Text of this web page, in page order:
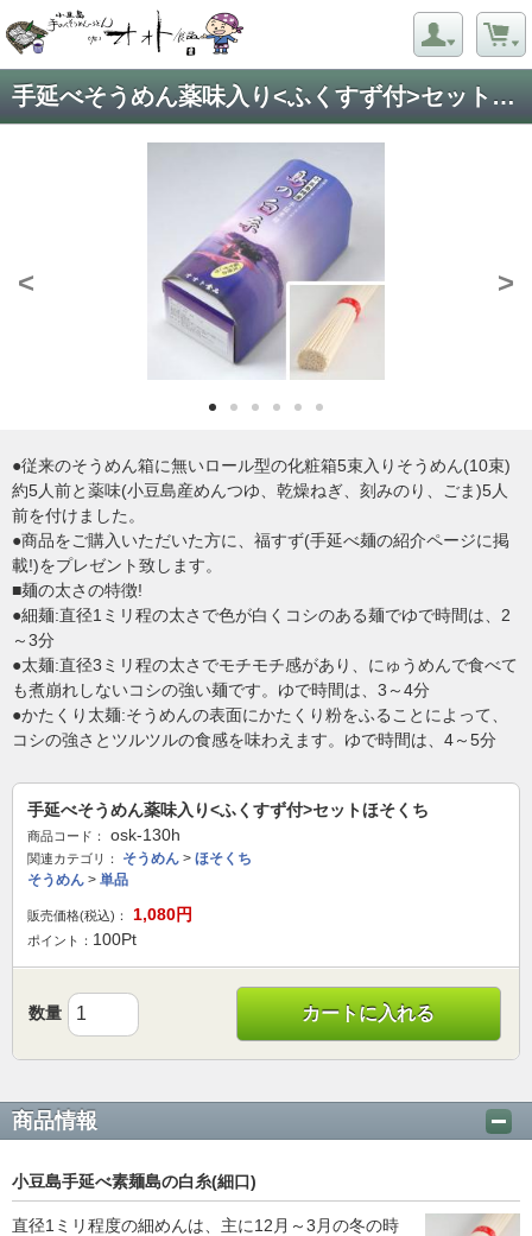
手延べそうめん薬味入り<ふくすず付>セットほそくち
< >
●従来のそうめん箱に無いロール型の化粧箱5束入りそうめん(10束)
約5人前と薬味(小豆島産めんつゆ、乾燥ねぎ、刻みのり、ごま)5人
前を付けました。
●商品をご購入いただいた方に、福すず(手延べ麺の紹介ページに掲
載!)をプレゼント致します。
■麺の太さの特徴!
●細麺:直径1ミリ程の太さで色が白くコシのある麺でゆで時間は、2
～3分
●太麺:直径3ミリ程の太さでモチモチ感があり、にゅうめんで食べて
も煮崩れしないコシの強い麺です。ゆで時間は、3～4分
●かたくり太麺:そうめんの表面にかたくり粉をふることによって、
コシの強さとツルツルの食感を味わえます。ゆで時間は、4～5分
手延べそうめん薬味入り<ふくすず付>セットほそくち
商品コード： osk-130h
関連カテゴリ： そうめん > ほそくち
そうめん > 単品
販売価格(税込)： 1,080円
ポイント： 100Pt
数量 カートに入れる
商品情報
小豆島手延べ素麺島の白糸(細口)
直径1ミリ程度の細めんは、主に12月～3月の冬の時